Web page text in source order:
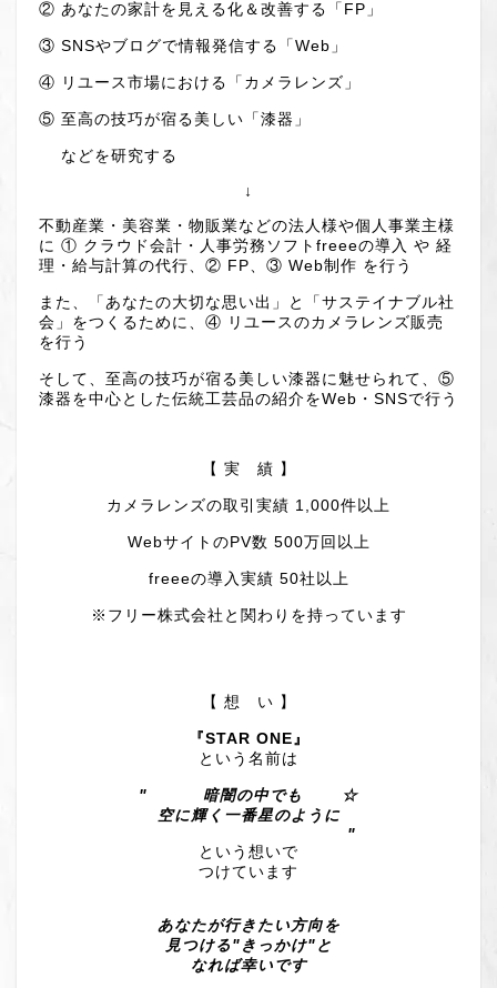
② あなたの家計を見える化＆改善する「FP」
③ SNSやブログで情報発信する「Web」
④ リユース市場における「カメラレンズ」
⑤ 至高の技巧が宿る美しい「漆器」
などを研究する
↓
不動産業・美容業・物販業などの法人様や個人事業主様
に ① クラウド会計・人事労務ソフトfreeeの導入 や 経
理・給与計算の代行、② FP、③ Web制作 を行う
また、「あなたの大切な思い出」と「サステイナブル社
会」をつくるために、④ リユースのカメラレンズ販売
を行う
そして、至高の技巧が宿る美しい漆器に魅せられて、⑤
漆器を中心とした伝統工芸品の紹介をWeb・SNSで行う
【 実 績 】
カメラレンズの取引実績 1,000件以上
WebサイトのPV数 500万回以上
freeeの導入実績 50社以上
※フリー株式会社と関わりを持っています
【 想 い 】
『STAR ONE』
という名前は
" 暗闇の中でも ☆
空に輝く一番星のように
"
という想いで
つけています
あなたが行きたい方向を
見つける"きっかけ"と
なれば幸いです